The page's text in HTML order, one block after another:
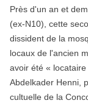
Près d'un an et
(ex-N10), cette
dissident de la
locaux de l'ancien
avoir été «
Abdelkader Henni,
cultuelle de la